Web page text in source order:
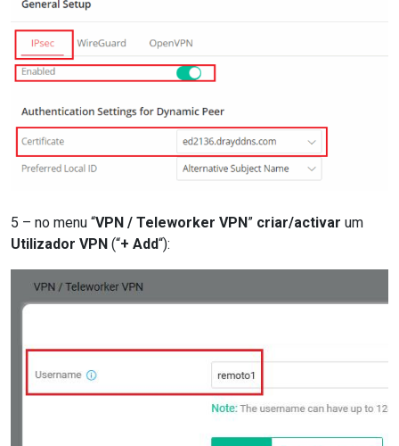
5 – no menu “VPN / Teleworker VPN” criar/activar um
Utilizador VPN (“+ Add“):